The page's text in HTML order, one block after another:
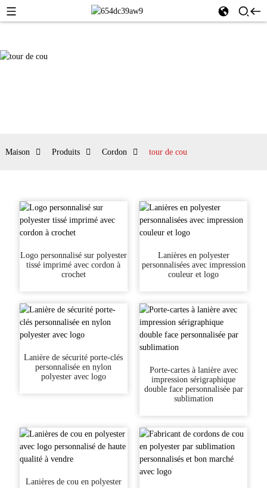
Maison Produits Cordon tour de cou
Logo personnalisé sur polyester
tissé imprimé avec cordon à
crochet
Lanières en polyester
personnalisées avec impression
couleur et logo
Lanière de sécurité porte-clés
personnalisée en nylon
polyester avec logo
Porte-cartes à lanière avec
impression sérigraphique
double face personnalisée par
sublimation
Lanières de cou en polyester